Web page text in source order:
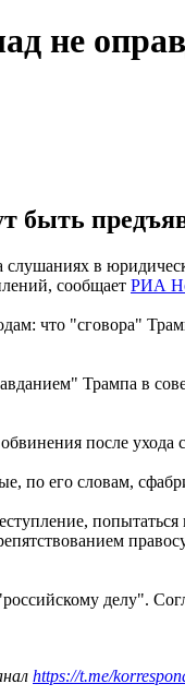
не
в
сообщает РИА
что "сговора"
Трампа в
после ухода с
по его словам,
делу".
https://t.me/